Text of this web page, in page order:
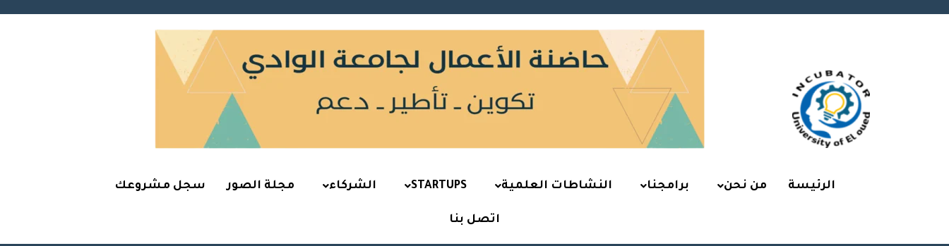
الرئيسة من نحن برامجنا النشاطات العلمية STARTUPS الشركاء مجلة الصور سجل مشروعك
اتصل بنا